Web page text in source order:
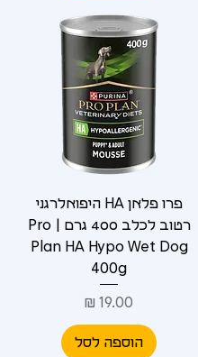
פרו פלאן HA היפואלרגני
רטוב לכלב 400 גרם | Pro
Plan HA Hypo Wet Dog
400g
מחיר
הוספה לסל